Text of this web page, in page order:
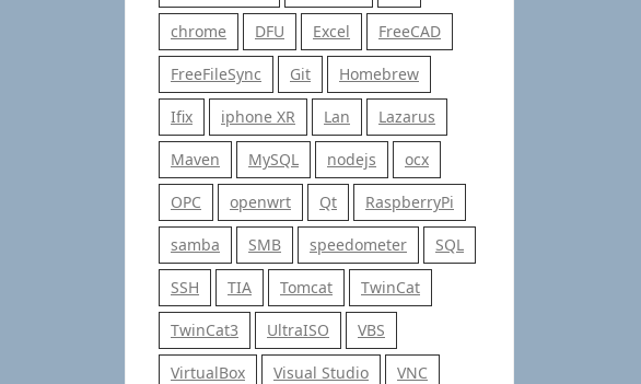
chrome DFU Excel FreeCAD
FreeFileSync Git Homebrew
Ifix iphone XR Lan Lazarus
Maven MySQL nodejs ocx
OPC openwrt Qt RaspberryPi
samba SMB speedometer SQL
SSH TIA Tomcat TwinCat
TwinCat3 UltraISO VBS
VirtualBox Visual Studio VNC